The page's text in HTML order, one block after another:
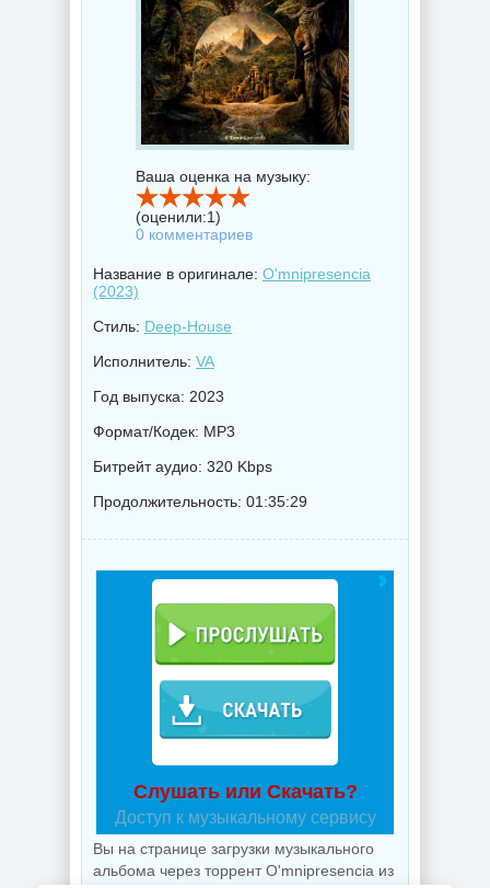
Ваша оценка на музыку:
(оценили:1)
0 комментариев
Название в оригинале: O'mnipresencia
(2023)
Стиль: Deep-House
Исполнитель: VA
Год выпуска: 2023
Формат/Кодек: MP3
Битрейт аудио: 320 Kbps
Продолжительность: 01:35:29
Слушать или Скачать?
Доступ к музыкальному сервису
Вы на странице загрузки музыкального
альбома через торрент O'mnipresencia из